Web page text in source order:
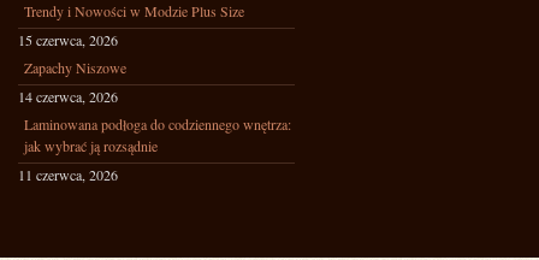
Trendy i Nowości w Modzie Plus Size
15 czerwca, 2026
Zapachy Niszowe
14 czerwca, 2026
Laminowana podłoga do codziennego wnętrza:
jak wybrać ją rozsądnie
11 czerwca, 2026